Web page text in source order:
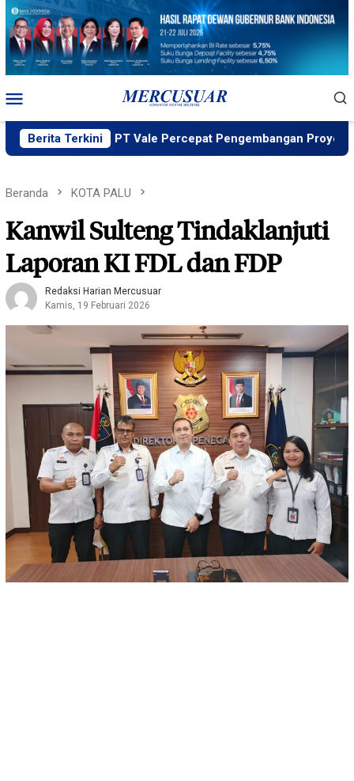
Loncat
konten
Mobile
Berita Terkini
MIND ID, PT Vale Percepat Pengembangan Proyek Strategis
Beranda KOTA PALU
Kanwil Sulteng Tindaklanjuti
Laporan KI FDL dan FDP
Redaksi Harian Mercusuar
Kamis, 19 Februari 2026